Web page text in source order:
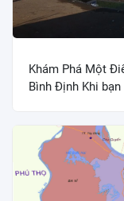
Khám Phá Một
Bình Định Khi